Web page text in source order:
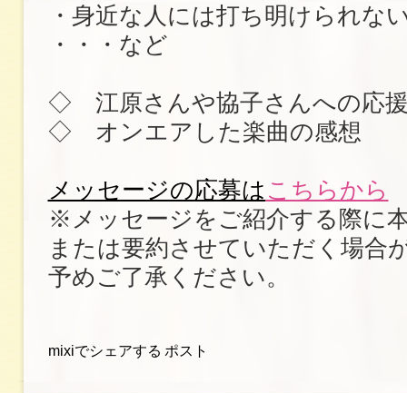
・身近な人には打ち明けられな
・・・など
◇ 江原さんや協子さんへの応
◇ オンエアした楽曲の感想
メッセージの応募は こちらから
※メッセージをご紹介する際に
または要約させていただく場合
予めご了承ください。
mixiでシェアする ポスト